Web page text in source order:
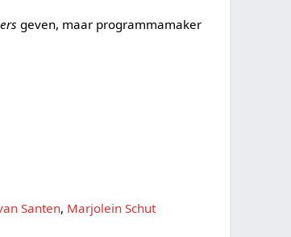
geven, maar programmamaker
Santen, Marjolein Schut